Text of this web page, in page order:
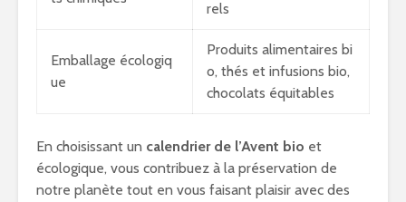
rels
Emballage écologiq
ue
Produits alimentaires bi
o, thés et infusions bio,
chocolats équitables
En choisissant un calendrier de l’Avent bio et
écologique, vous contribuez à la préservation de
notre planète tout en vous faisant plaisir avec des